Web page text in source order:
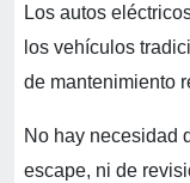
Los autos
los vehículos
de mantenimiento
No hay necesidad
escape, ni de